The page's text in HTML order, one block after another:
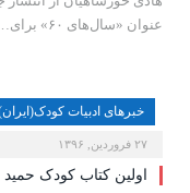
عنوان «سال‌های ۶۰» برای…
خبرهای ادبیات
۲۷ فروردین, ۱۳۹۶
اولین کتاب کودک حمید